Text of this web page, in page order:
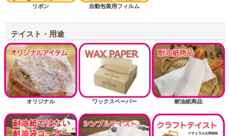
リボン 自動包装用フィルム
テイスト・用途
オリジナル ワックスペーパー 耐油紙商品